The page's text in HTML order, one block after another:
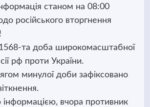
станом на 08:00
російського вторгнення
та доба широкомасштабної
рф проти України.
минулої доби зафіксовано
вчора противник